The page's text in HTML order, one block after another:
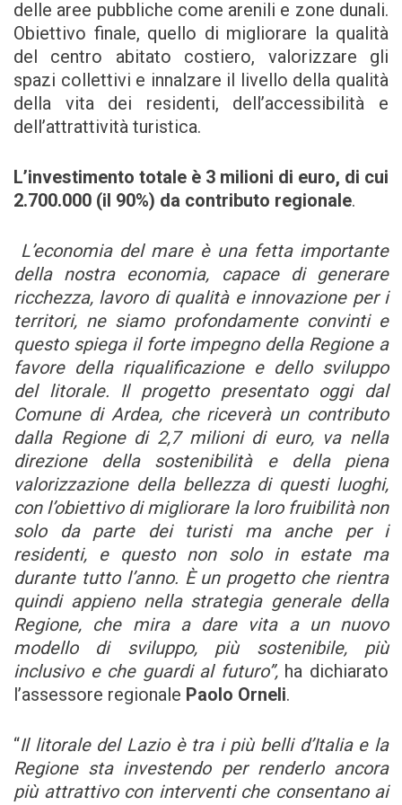
delle aree pubbliche come arenili e zone dunali.
Obiettivo finale, quello di migliorare la qualità
del centro abitato costiero, valorizzare gli
spazi collettivi e innalzare il livello della qualità
della vita dei residenti, dell’accessibilità e
dell’attrattività turistica.
L’investimento totale è 3 milioni di euro, di cui
2.700.000 (il 90%) da contributo regionale.
L’economia del mare è una fetta importante
della nostra economia, capace di generare
ricchezza, lavoro di qualità e innovazione per i
territori, ne siamo profondamente convinti e
questo spiega il forte impegno della Regione a
favore della riqualificazione e dello sviluppo
del litorale. Il progetto presentato oggi dal
Comune di Ardea, che riceverà un contributo
dalla Regione di 2,7 milioni di euro, va nella
direzione della sostenibilità e della piena
valorizzazione della bellezza di questi luoghi,
con l’obiettivo di migliorare la loro fruibilità non
solo da parte dei turisti ma anche per i
residenti, e questo non solo in estate ma
durante tutto l’anno. È un progetto che rientra
quindi appieno nella strategia generale della
Regione, che mira a dare vita a un nuovo
modello di sviluppo, più sostenibile, più
inclusivo e che guardi al futuro”, ha dichiarato
l’assessore regionale Paolo Orneli.
“Il litorale del Lazio è tra i più belli d’Italia e la
Regione sta investendo per renderlo ancora
più attrattivo con interventi che consentano ai